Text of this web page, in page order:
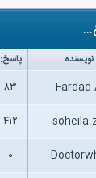
نویسنده پاسخ:
۸۳
soheila- ۴۱۲
۰